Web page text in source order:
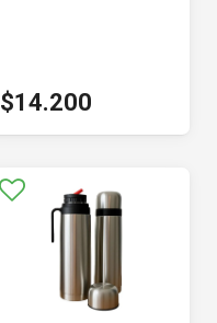
$14.200